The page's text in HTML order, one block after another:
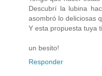
Descubrí la lubina
asombró lo deliciosas
Y esta propuesta tuya
un besito!
Responder